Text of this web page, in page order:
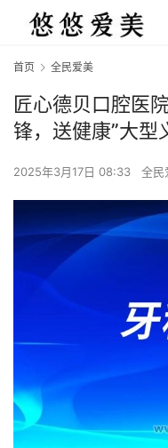
首页 全民爱美
匠心德贝口腔医
锋，送健康”大型
2025年3月17日 08:33 全民